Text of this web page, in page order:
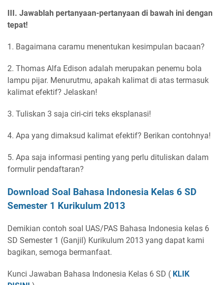
III. Jawablah pertanyaan-pertanyaan di bawah ini dengan
tepat!
1. Bagaimana caramu menentukan kesimpulan bacaan?
2. Thomas Alfa Edison adalah merupakan penemu bola
lampu pijar. Menurutmu, apakah kalimat di atas termasuk
kalimat efektif? Jelaskan!
3. Tuliskan 3 saja ciri-ciri teks eksplanasi!
4. Apa yang dimaksud kalimat efektif? Berikan contohnya!
5. Apa saja informasi penting yang perlu dituliskan dalam
formulir pendaftaran?
Download Soal Bahasa Indonesia Kelas 6 SD
Semester 1 Kurikulum 2013
Demikian contoh soal UAS/PAS Bahasa Indonesia kelas 6
SD Semester 1 (Ganjil) Kurikulum 2013 yang dapat kami
bagikan, semoga bermanfaat.
Kunci Jawaban Bahasa Indonesia Kelas 6 SD ( KLIK